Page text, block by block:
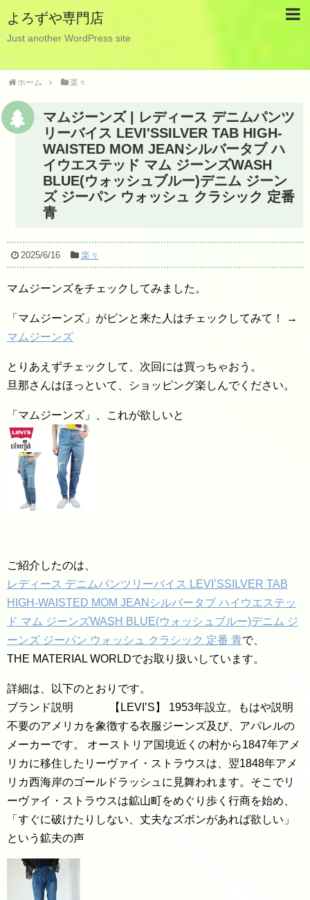
よろずや専門店
Just another WordPress site
ホーム 楽々
マムジーンズ | レディース デニムパンツ
リーバイス LEVI'SSILVER TAB HIGH-
WAISTED MOM JEANシルバータブ ハ
イウエステッド マム ジーンズWASH
BLUE(ウォッシュブルー)デニム ジーン
ズ ジーパン ウォッシュ クラシック 定番
青
2025/6/16 楽々
マムジーンズをチェックしてみました。
「マムジーンズ」がピンと来た人はチェックしてみて！ →
マムジーンズ
とりあえずチェックして、次回には買っちゃおう。
旦那さんはほっといて、ショッピング楽しんでください。
「マムジーンズ」、これが欲しいと
ご紹介したのは、
レディース デニムパンツリーバイス LEVI’SSILVER TAB
HIGH-WAISTED MOM JEANシルバータブ ハイウエステッ
ド マム ジーンズWASH BLUE(ウォッシュブルー)デニム ジ
ーンズ ジーパン ウォッシュ クラシック 定番 青で、
THE MATERIAL WORLDでお取り扱いしています。
詳細は、以下のとおりです。
ブランド説明 【LEVI’S】 1953年設立。もはや説明
不要のアメリカを象徴する衣服ジーンズ及び、アパレルの
メーカーです。 オーストリア国境近くの村から1847年アメ
リカに移住したリーヴァイ・ストラウスは、翌1848年アメ
リカ西海岸のゴールドラッシュに見舞われます。そこでリ
ーヴァイ・ストラウスは鉱山町をめぐり歩く行商を始め、
「すぐに破けたりしない、丈夫なズボンがあれば欲しい」
という鉱夫の声